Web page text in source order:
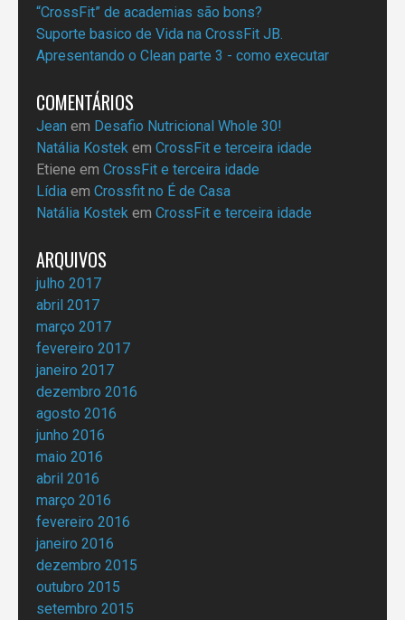
“CrossFit” de academias são bons?
Suporte basico de Vida na CrossFit JB.
Apresentando o Clean parte 3 - como executar
COMENTÁRIOS
Jean em Desafio Nutricional Whole 30!
Natália Kostek em CrossFit e terceira idade
Etiene em CrossFit e terceira idade
Lídia em Crossfit no É de Casa
Natália Kostek em CrossFit e terceira idade
ARQUIVOS
julho 2017
abril 2017
março 2017
fevereiro 2017
janeiro 2017
dezembro 2016
agosto 2016
junho 2016
maio 2016
abril 2016
março 2016
fevereiro 2016
janeiro 2016
dezembro 2015
outubro 2015
setembro 2015